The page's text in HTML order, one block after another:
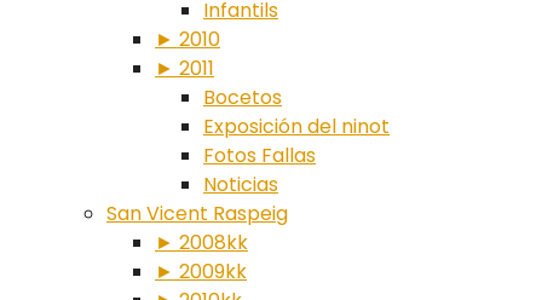
Infantils
► 2010
► 2011
Bocetos
Exposición del ninot
Fotos Fallas
Noticias
San Vicent Raspeig
► 2008kk
► 2009kk